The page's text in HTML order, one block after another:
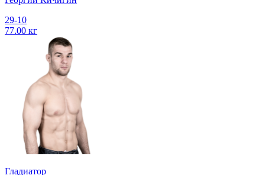
29-10
77.00 кг
Гладиатор